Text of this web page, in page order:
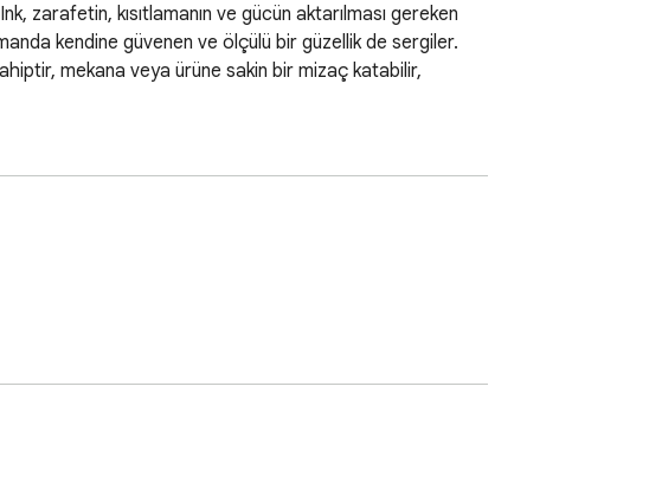
zarafetin, kısıtlamanın ve gücün aktarılması gereken
kendine güvenen ve ölçülü bir güzellik de sergiler.
mekana veya ürüne sakin bir mizaç katabilir,